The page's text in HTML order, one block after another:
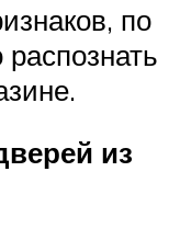
по
из